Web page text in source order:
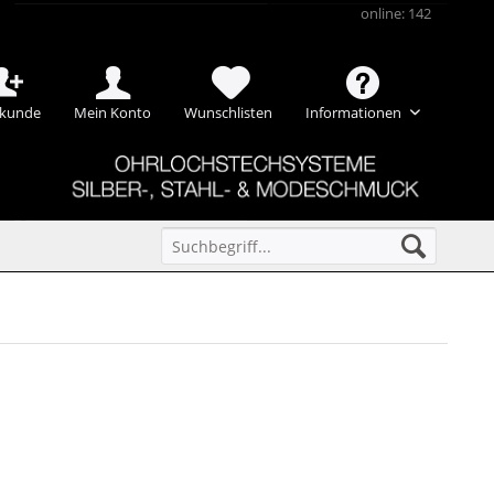
Mein Konto Wunschlisten Informationen
online: 142